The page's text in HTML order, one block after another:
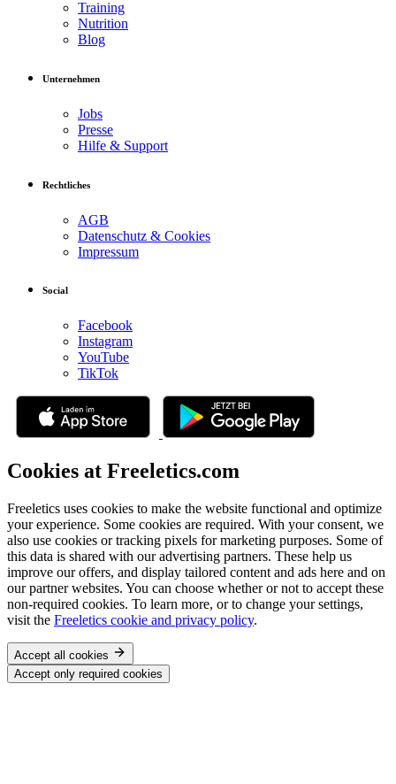
Training
Nutrition
Blog
Unternehmen
Jobs
Presse
Hilfe & Support
Rechtliches
AGB
Datenschutz & Cookies
Impressum
Social
Facebook
Instagram
YouTube
TikTok
Cookies at Freeletics.com
Freeletics uses cookies to make the website functional and optimize
your experience. Some cookies are required. With your consent, we
also use cookies or tracking pixels for marketing purposes. Some of
this data is shared with our advertising partners. These help us
improve our offers, and display tailored content and ads here and on
our partner websites. You can choose whether or not to accept these
non-required cookies. To learn more, or to change your settings,
visit the Freeletics cookie and privacy policy.
Accept all cookies
Accept only required cookies